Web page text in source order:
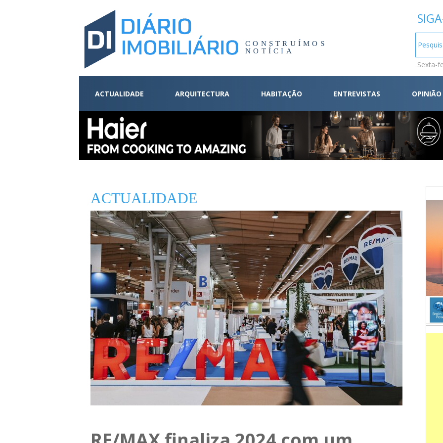
CONSTRUÍMOS
NOTÍCIA
Sexta-
ACTUALIDADE ARQUITECTURA HABITAÇÃO ENTREVISTAS OPINIÃO
ACTUALIDADE